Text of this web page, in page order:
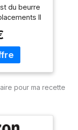
du beurre
Il
dans
Beurre
250 g de
pour ma recette